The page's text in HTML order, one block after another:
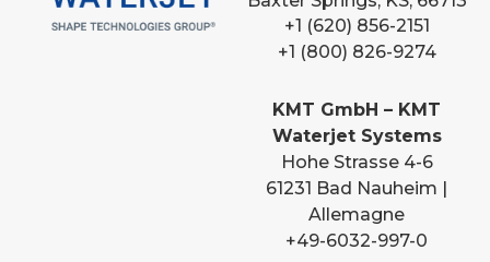
+1 (620) 856-2151
+1 (800) 826-9274
KMT GmbH – KMT
Waterjet Systems
Hohe Strasse 4-6
61231 Bad Nauheim |
Allemagne
+49-6032-997-0